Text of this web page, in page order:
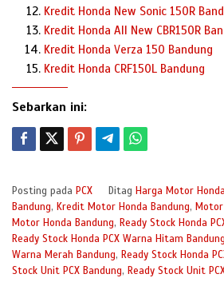
Kredit Honda New Sonic 150R
Kredit Honda All New CBR150R
Kredit Honda Verza 150 Bandung
Kredit Honda CRF150L Bandung
Sebarkan ini:
Posting pada PCX Ditag Harga Motor
Bandung, Kredit Motor Honda Bandung,
Motor Honda Bandung, Ready Stock Honda
Ready Stock Honda PCX Warna Hitam Bandung
Warna Merah Bandung, Ready Stock Honda
Stock Unit PCX Bandung, Ready Stock Unit